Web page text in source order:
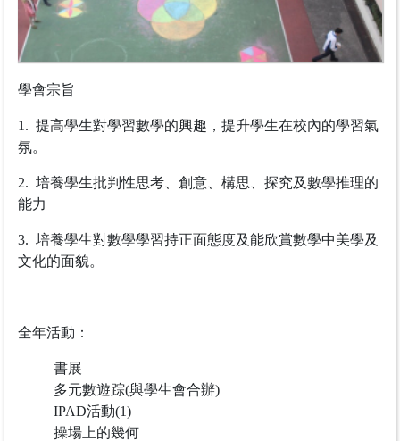
學會宗旨
氛。
能力
文化的面貌。
多元數遊踪(與學生會合辦)
IPAD活動(1)
操場上的幾何
IPAD活動(2)